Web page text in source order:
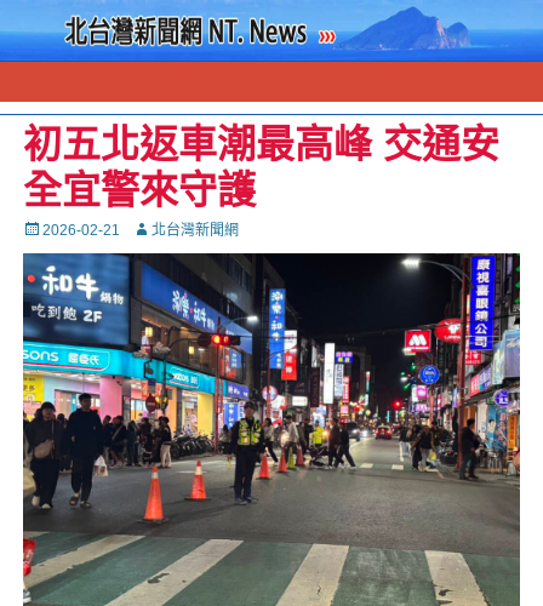
初五北返車潮最高峰 交通安
全宜警來守護
Posted
on
2026-02-21 Autor北台灣新聞網